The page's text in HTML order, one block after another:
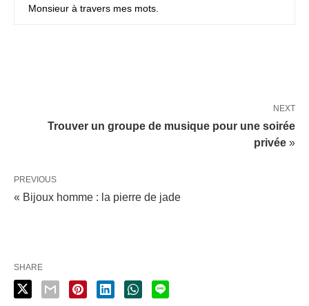
Monsieur à travers mes mots.
NEXT
Trouver un groupe de musique pour une soirée
privée »
PREVIOUS
« Bijoux homme : la pierre de jade
SHARE